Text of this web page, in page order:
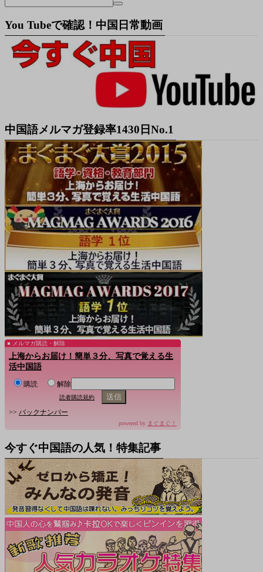
You Tubeで確認！中国日常動画
中国語メルマガ登録率1430日No.1
メルマガ購読・解除
上海からお届け！簡単３分、写真で覚える生
活中国語
購読 解除
読者購読規約
>> バックナンバー
powered by まぐまぐ！
今すぐ中国語の人気！特集記事